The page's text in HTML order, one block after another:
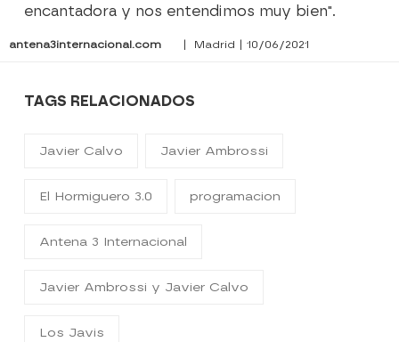
encantadora y nos entendimos muy bien".
antena3internacional.com | Madrid | 10/06/2021
TAGS RELACIONADOS
Javier Calvo Javier Ambrossi
El Hormiguero 3.0 programacion
Antena 3 Internacional
Javier Ambrossi y Javier Calvo
Los Javis